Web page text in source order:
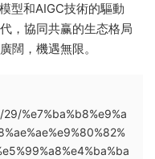
型和AIGC技術的驅動
，協同共赢的生态格局
闊，機遇無限。
%e7%ba%b8%e9%a